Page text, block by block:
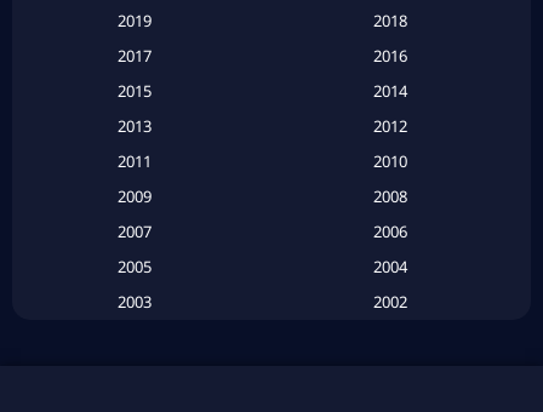
Based on a True Story เรื่องจริง (20)
2019
2018
2017
2016
2015
2014
2013
2012
2011
2010
2009
2008
2007
2006
2005
2004
2003
2002